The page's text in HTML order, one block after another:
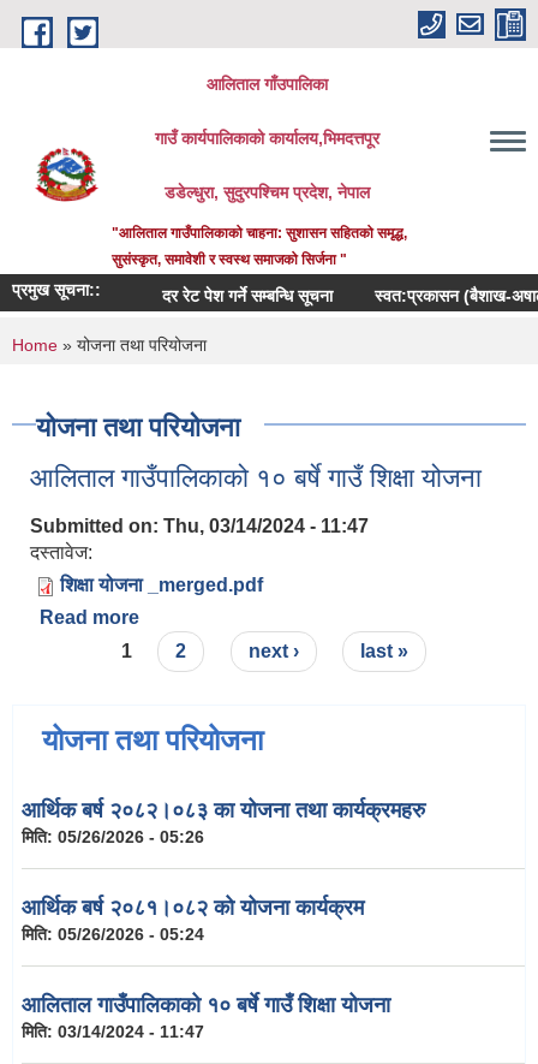
Skip to main content
आलिताल गाँउपालिका
गाउँ कार्यपालिकाको कार्यालय,भिमदत्तपूर
डडेल्धुरा, सुदुरपश्चिम प्रदेश, नेपाल
"आलिताल गाउँपालिकाको चाहना: सुशासन सहितको समृद्ध,
सुसंस्कृत, समावेशी र स्वस्थ समाजको सिर्जना "
प्रमुख सूचना:: दर रेट पेश गर्ने सम्बन्धि सूचना स्वत:प्रकासन (बैशाख-अषाढ)
You are here
Home » योजना तथा परियोजना
योजना तथा परियोजना
आलिताल गाउँपालिकाको १० बर्षे गाउँ शिक्षा योजना
Submitted on: Thu, 03/14/2024 - 11:47
दस्तावेज:
शिक्षा योजना _merged.pdf
Read more
Pages
1 2 next › last »
योजना तथा परियोजना
आर्थिक बर्ष २०८२।०८३ का योजना तथा कार्यक्रमहरु
मिति: 05/26/2026 - 05:26
आर्थिक बर्ष २०८१।०८२ को योजना कार्यक्रम
मिति: 05/26/2026 - 05:24
आलिताल गाउँपालिकाको १० बर्षे गाउँ शिक्षा योजना
मिति: 03/14/2024 - 11:47